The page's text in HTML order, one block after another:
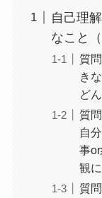
自己理
なこと
質
き
ど
質
自
事
観
質